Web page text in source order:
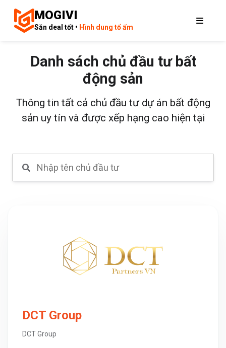
MOGIVI
Săn deal tốt • Hình dung tổ ấm
Danh sách chủ đầu tư bất
động sản
Thông tin tất cả chủ đầu tư dự án bất động
sản uy tín và được xếp hạng cao hiện tại
DCT Group
DCT Group